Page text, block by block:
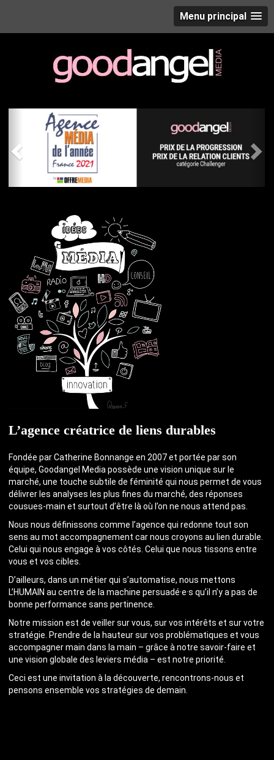
Menu principal
L’agence créatrice de liens durables
Fondée par Catherine Bonnange en 2007 et portée par son
équipe, Goodangel Media possède une vision unique sur le
marché, une touche subtile de féminité qui nous permet de vous
délivrer les analyses les plus fines du marché, des réponses
cousues-main et surtout d’être là où l’on ne nous attend pas.
Nous nous définissons comme l’agence qui redonne tout son
sens au mot accompagnement car nous croyons au lien durable.
Celui qui nous engage à vos côtés. Celui que nous tissons entre
vous et vos cibles.
D’ailleurs, dans un métier qui s’automatise, nous mettons
L’HUMAIN au centre de la machine persuadé·e·s qu’il n’y a pas de
bonne performance sans pertinence.
Notre mission est de veiller sur vous, sur vos intérêts et sur votre
stratégie. Prendre de la hauteur sur vos problématiques et vous
accompagner main dans la main – grâce à notre savoir-faire et
une vision globale des leviers média – est notre priorité.
Ceci est une invitation à la découverte, rencontrons-nous et
pensons ensemble vos stratégies de demain.